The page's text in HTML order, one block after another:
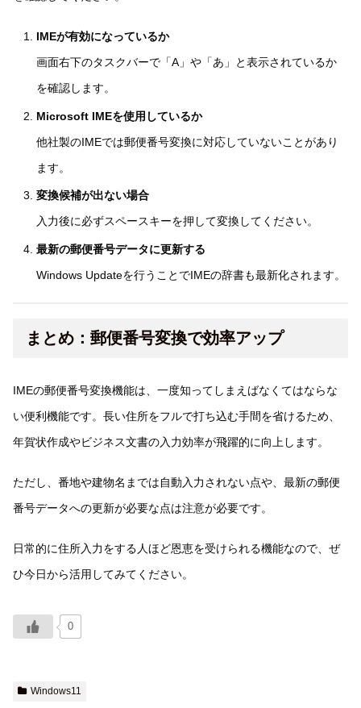
IMEが有効になっているか
画面右下のタスクバーで「A」や「あ」と表示されているか
を確認します。
Microsoft IMEを使用しているか
他社製のIMEでは郵便番号変換に対応していないことがあり
ます。
変換候補が出ない場合
入力後に必ずスペースキーを押して変換してください。
最新の郵便番号データに更新する
Windows Updateを行うことでIMEの辞書も最新化されます。
まとめ：郵便番号変換で効率アップ
IMEの郵便番号変換機能は、一度知ってしまえばなくてはならな
い便利機能です。長い住所をフルで打ち込む手間を省けるため、
年賀状作成やビジネス文書の入力効率が飛躍的に向上します。
ただし、番地や建物名までは自動入力されない点や、最新の郵便
番号データへの更新が必要な点は注意が必要です。
日常的に住所入力をする人ほど恩恵を受けられる機能なので、ぜ
ひ今日から活用してみてください。
0
Windows11